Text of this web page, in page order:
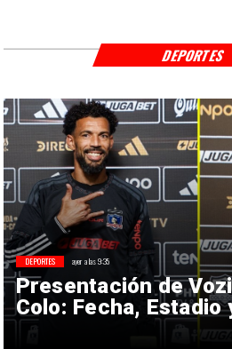
Presentación de
Colo: Fecha, Estadio
DEPORTES ayer a las 9:35
DEPORTES